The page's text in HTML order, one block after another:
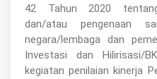
42 Tahun 2020
dan/atau pengenaan
negara/lembaga dan
Investasi dan Hilirisasi/
kegiatan penilaian kinerja